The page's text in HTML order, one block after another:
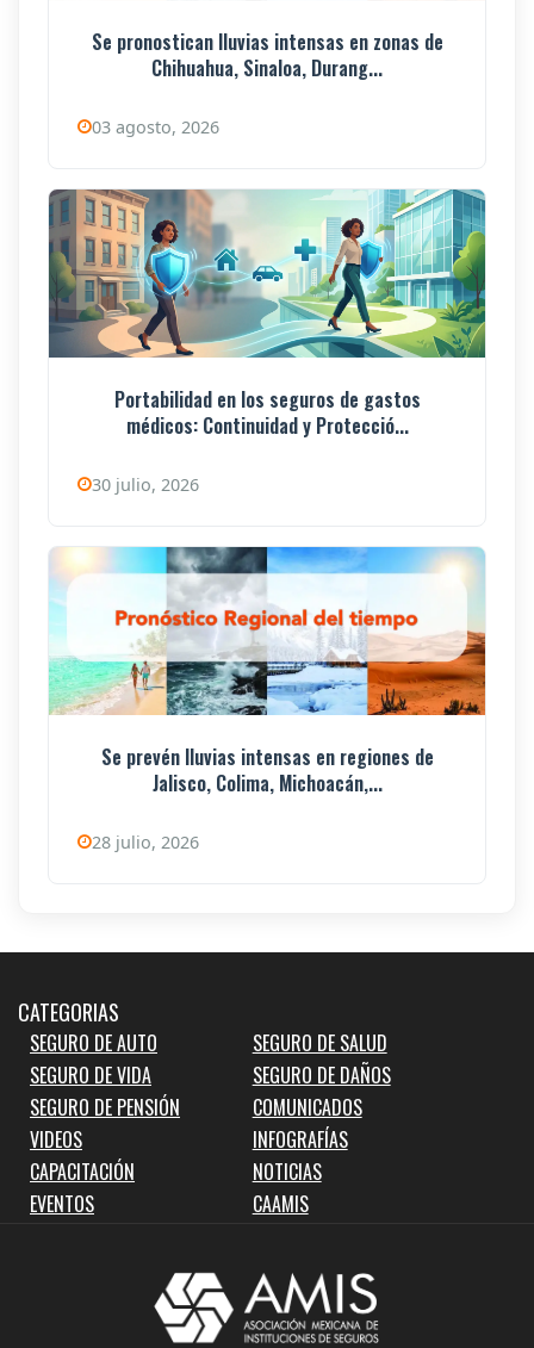
Se pronostican lluvias intensas en zonas de
Chihuahua, Sinaloa, Durang...
03 agosto, 2026
Portabilidad en los seguros de gastos
médicos: Continuidad y Protecció...
30 julio, 2026
Se prevén lluvias intensas en regiones de
Jalisco, Colima, Michoacán,...
28 julio, 2026
CATEGORIAS
SEGURO DE AUTO
SEGURO DE SALUD
SEGURO DE VIDA
SEGURO DE DAÑOS
SEGURO DE PENSIÓN
COMUNICADOS
VIDEOS
INFOGRAFÍAS
CAPACITACIÓN
NOTICIAS
EVENTOS
CAAMIS